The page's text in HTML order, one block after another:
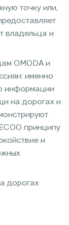
точку или,
владельца и
OMODA и
именно
информации
на дорогах и
принципу
и
дорогах